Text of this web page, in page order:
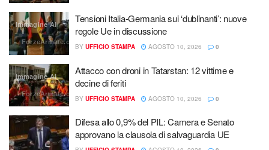
Immagine AI
ForzeArmate.org
Tensioni Italia-Germania sui ‘dublinanti’: nuove
regole Ue in discussione
BY UFFICIO STAMPA AGOSTO 10, 2026 0
Immagine AI
ForzeArmate.org
Attacco con droni in Tatarstan: 12 vittime e
decine di feriti
BY UFFICIO STAMPA AGOSTO 10, 2026 0
Difesa allo 0,9% del PIL: Camera e Senato
approvano la clausola di salvaguardia UE